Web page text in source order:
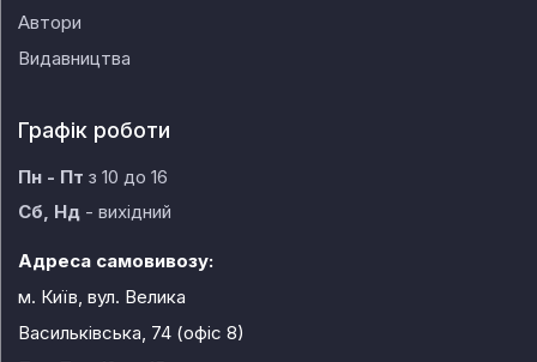
Автори
Видавництва
Графік роботи
Пн - Пт з 10 до 16
Сб, Нд - вихідний
Адреса самовивозу:
м. Київ, вул. Велика
Васильківська, 74 (офіс 8)